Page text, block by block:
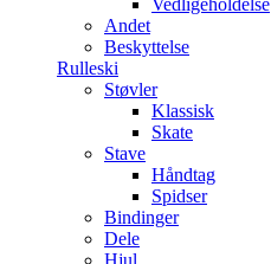
Vedligeholdelse
Andet
Beskyttelse
Rulleski
Støvler
Klassisk
Skate
Stave
Håndtag
Spidser
Bindinger
Dele
Hjul